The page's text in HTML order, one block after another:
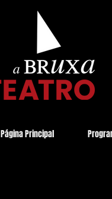
Página Principal